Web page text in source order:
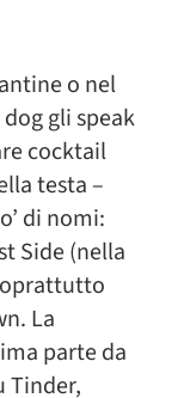
o nel
gli speak
cocktail
testa –
di nomi:
Side (nella
La
parte da
Tinder,